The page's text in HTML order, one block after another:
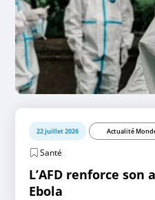
22 juillet 2026 Actualité
Santé
L’AFD renforce son
Ebola